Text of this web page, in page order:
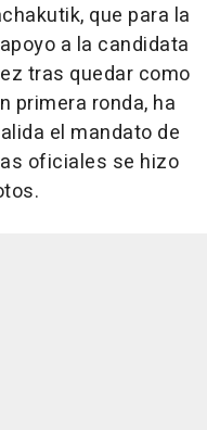
que para la
a la candidata
tras quedar como
primera ronda, ha
el mandato de
oficiales se hizo